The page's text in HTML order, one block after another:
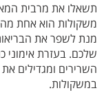
תשאלו את מרבית
משקולות הוא אחת
מנת לשפר את
שלכם. בעזרת אימוני
השרירים ומגדילים
במשקולות.